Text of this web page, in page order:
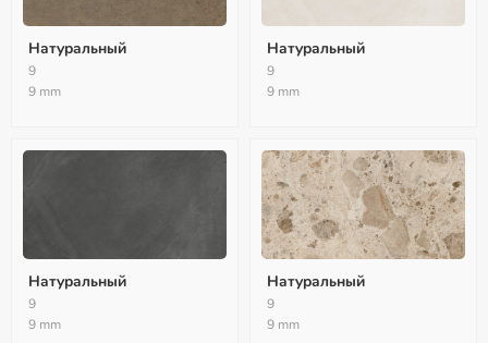
Натуральный
9
9 mm
Натуральный
9
9 mm
Натуральный
9
9 mm
Натуральный
9
9 mm